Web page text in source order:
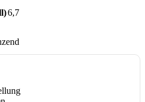
6,7